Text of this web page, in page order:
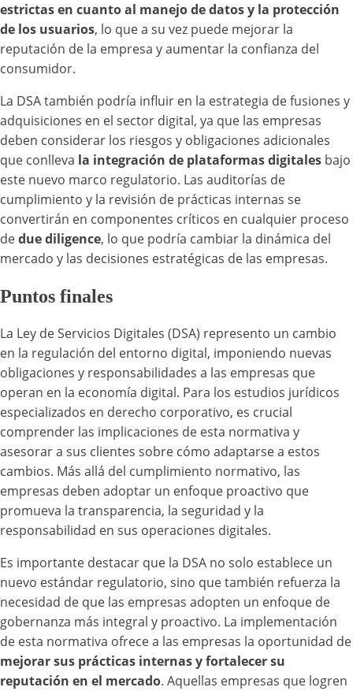
estrictas en cuanto al manejo de datos y la protección
de los usuarios, lo que a su vez puede mejorar la
reputación de la empresa y aumentar la confianza del
consumidor.
La DSA también podría influir en la estrategia de fusiones y
adquisiciones en el sector digital, ya que las empresas
deben considerar los riesgos y obligaciones adicionales
que conlleva la integración de plataformas digitales bajo
este nuevo marco regulatorio. Las auditorías de
cumplimiento y la revisión de prácticas internas se
convertirán en componentes críticos en cualquier proceso
dedue diligence, lo que podría cambiar la dinámica del
mercado y las decisiones estratégicas de las empresas.
Puntos finales
La Ley de Servicios Digitales (DSA) represento un cambio
en la regulación del entorno digital, imponiendo nuevas
obligaciones y responsabilidades a las empresas que
operan en la economía digital. Para los estudios jurídicos
especializados en derecho corporativo, es crucial
comprender las implicaciones de esta normativa y
asesorar a sus clientes sobre cómo adaptarse a estos
cambios. Más allá del cumplimiento normativo, las
empresas deben adoptar un enfoque proactivo que
promueva la transparencia, la seguridad y la
responsabilidad en sus operaciones digitales.
Es importante destacar que la DSA no solo establece un
nuevo estándar regulatorio, sino que también refuerza la
necesidad de que las empresas adopten un enfoque de
gobernanza más integral y proactivo. La implementación
de esta normativa ofrece a las empresas la oportunidad de
mejorar sus prácticas internas y fortalecer su
reputación en el mercado. Aquellas empresas que logren